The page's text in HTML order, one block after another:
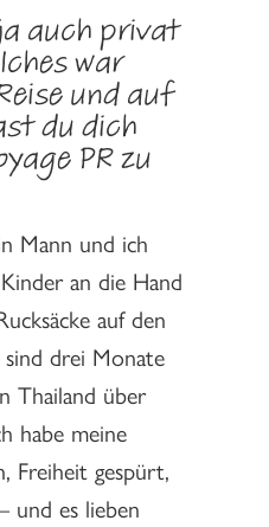
auch privat
war
und auf
du dich
PR zu
Mann und ich
an die Hand
auf den
sind drei Monate
Thailand über
habe meine
Freiheit gespürt,
und es lieben